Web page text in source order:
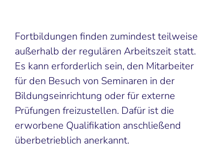
Fortbildungen finden zumindest teilweise
außerhalb der regulären Arbeitszeit statt.
Es kann erforderlich sein, den Mitarbeiter
für den Besuch von Seminaren in der
Bildungseinrichtung oder für externe
Prüfungen freizustellen. Dafür ist die
erworbene Qualifikation anschließend
überbetrieblich anerkannt.